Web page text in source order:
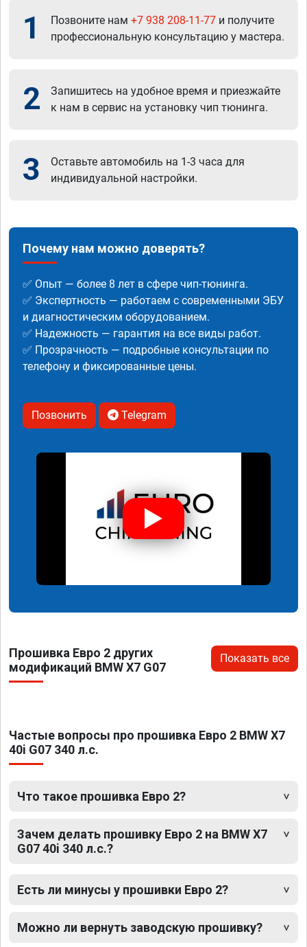
1 Позвоните нам +7 938 208-11-77 и получите
профессиональную консультацию у мастера.
2
Запишитесь на удобное время и приезжайте
к нам в сервис на установку чип тюнинга.
3
Оставьте автомобиль на 1-3 часа для
индивидуальной настройки.
Почему нам можно доверять?
✅ Опыт — более 8 лет в сфере чип-тюнинга.
✅ Экспертность — работаем с современными ЭБУ
и диагностическим оборудованием.
✅ Надежность — гарантия на все виды работ.
✅ Прозрачность — подробные консультации по
телефону и фиксированные цены.
Позвонить Telegram
Прошивка Евро 2 других
модификаций BMW X7 G07
Показать все
Частые вопросы про прошивка Евро 2 BMW X7
40i G07 340 л.с.
Что такое прошивка Евро 2?
Зачем делать прошивку Евро 2 на BMW X7
G07 40i 340 л.с.?
Есть ли минусы у прошивки Евро 2?
Можно ли вернуть заводскую прошивку?